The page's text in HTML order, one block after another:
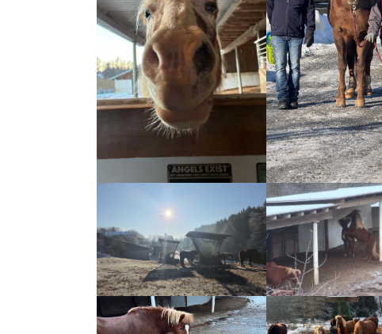
Show larger version
Show larger version Show larger version